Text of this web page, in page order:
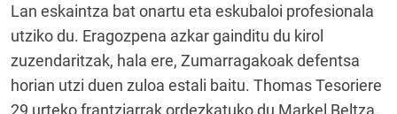
Lan eskaintza bat onartu eta eskubaloi profesionala
utziko du. Eragozpena azkar gainditu du kirol
zuzendaritzak, hala ere, Zumarragakoak defentsa
horian utzi duen zuloa estali baitu. Thomas Tesoriere
29 urteko frantziarrak ordezkatuko du Markel Beltza.